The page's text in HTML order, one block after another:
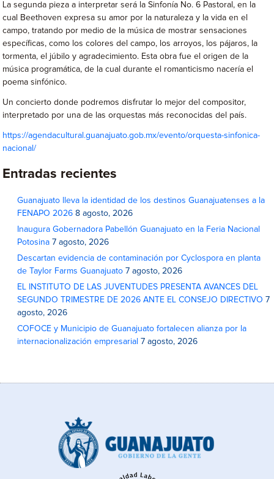
La segunda pieza a interpretar será la Sinfonía No. 6 Pastoral, en la
cual Beethoven expresa su amor por la naturaleza y la vida en el
campo, tratando por medio de la música de mostrar sensaciones
específicas, como los colores del campo, los arroyos, los pájaros, la
tormenta, el júbilo y agradecimiento. Esta obra fue el origen de la
música programática, de la cual durante el romanticismo nacería el
poema sinfónico.
Un concierto donde podremos disfrutar lo mejor del compositor,
interpretado por una de las orquestas más reconocidas del país.
https://agendacultural.guanajuato.gob.mx/evento/orquesta-sinfonica-
nacional/
Entradas recientes
Guanajuato lleva la identidad de los destinos Guanajuatenses a la
FENAPO 2026 8 agosto, 2026
Inaugura Gobernadora Pabellón Guanajuato en la Feria Nacional
Potosina 7 agosto, 2026
Descartan evidencia de contaminación por Cyclospora en planta
de Taylor Farms Guanajuato 7 agosto, 2026
EL INSTITUTO DE LAS JUVENTUDES PRESENTA AVANCES DEL
SEGUNDO TRIMESTRE DE 2026 ANTE EL CONSEJO DIRECTIVO 7
agosto, 2026
COFOCE y Municipio de Guanajuato fortalecen alianza por la
internacionalización empresarial 7 agosto, 2026